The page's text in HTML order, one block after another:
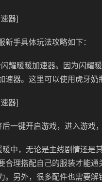
器]
新手具体玩法攻略如下：
耀暖暖加速器。因为闪耀
速器。这里可以使用虎牙
器]
一键开启游戏，进入游戏
中，无论是主线剧情还是
合理搭配自己的服装才能
。另外，很多配件也需要解